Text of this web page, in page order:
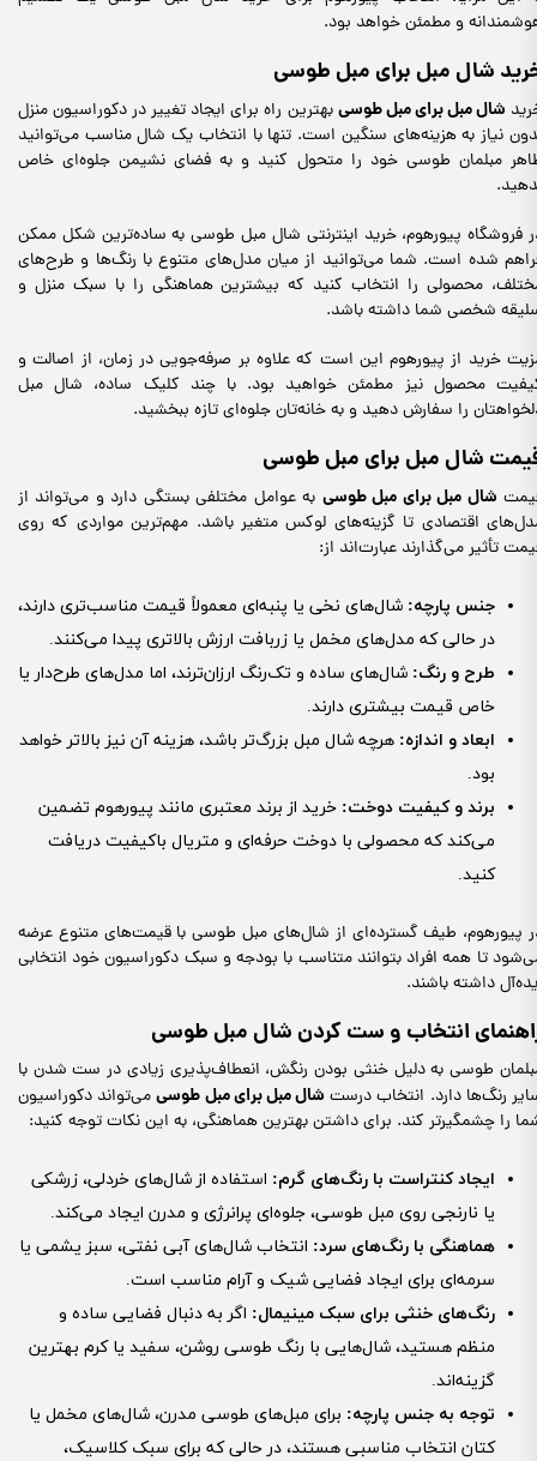
و مطمئن خواهد بود.
شال مبل برای مبل طوسی
شال مبل برای مبل طوسیبهترین راه برای ایجاد تغییر در دکوراسیون منزل
نیاز به هزینه‌های سنگین است. تنها با انتخاب یک شال مناسب می‌توانید
مبلمان طوسی خود را متحول کنید و به فضای نشیمن جلوه‌ای خاص
فروشگاه پیورهوم، خرید اینترنتی شال مبل طوسی به ساده‌ترین شکل ممکن
شده است. شما می‌توانید از میان مدل‌های متنوع با رنگ‌ها و طرح‌های
محصولی را انتخاب کنید که بیشترین هماهنگی را با سبک منزل و
شخصی شما داشته باشد.
خرید از پیورهوم این است که علاوه بر صرفه‌جویی در زمان، از اصالت و
محصول نیز مطمئن خواهید بود. با چند کلیک ساده، شال مبل
را سفارش دهید و به خانه‌تان جلوه‌ای تازه ببخشید.
شال مبل برای مبل طوسی
شال مبل برای مبل طوسی به عوامل مختلفی بستگی دارد و می‌تواند از
اقتصادی تا گزینه‌های لوکس متغیر باشد. مهم‌ترین مواردی که روی
تأثیر می‌گذارند عبارت‌اند از:
جنس پارچه: شال‌های نخی یا پنبه‌ای معمولاً قیمت مناسب‌تری دارند،
در حالی که مدل‌های مخمل یا زربافت ارزش بالاتری پیدا می‌کنند.
طرح و رنگ: شال‌های ساده و تک‌رنگ ارزان‌ترند، اما مدل‌های طرح‌دار یا
خاص قیمت بیشتری دارند.
ابعاد و اندازه: هرچه شال مبل بزرگ‌تر باشد، هزینه آن نیز بالاتر خواهد
بود.
برند و کیفیت دوخت: خرید از برند معتبری مانند پیورهوم تضمین
می‌کند که محصولی با دوخت حرفه‌ای و متریال باکیفیت دریافت
کنید.
پیورهوم، طیف گسترده‌ای از شال‌های مبل طوسی با قیمت‌های متنوع عرضه
تا همه افراد بتوانند متناسب با بودجه و سبک دکوراسیون خود انتخابی
داشته باشند.
انتخاب و ست کردن شال مبل طوسی
طوسی به دلیل خنثی بودن رنگش، انعطاف‌پذیری زیادی در ست شدن با
رنگ‌ها دارد. انتخاب درست شال مبل برای مبل طوسیمی‌تواند دکوراسیون
را چشمگیرتر کند. برای داشتن بهترین هماهنگی، به این نکات توجه کنید:
ایجاد کنتراست با رنگ‌های گرم: استفاده از شال‌های خردلی، زرشکی
یا نارنجی روی مبل طوسی، جلوه‌ای پرانرژی و مدرن ایجاد می‌کند.
هماهنگی با رنگ‌های سرد: انتخاب شال‌های آبی نفتی، سبز یشمی یا
سرمه‌ای برای ایجاد فضایی شیک و آرام مناسب است.
رنگ‌های خنثی برای سبک مینیمال: اگر به دنبال فضایی ساده و
منظم هستید، شال‌هایی با رنگ طوسی روشن، سفید یا کرم بهترین
گزینه‌اند.
توجه به جنس پارچه: برای مبل‌های طوسی مدرن، شال‌های مخمل یا
کتان انتخاب مناسبی هستند، در حالی که برای سبک کلاسیک،